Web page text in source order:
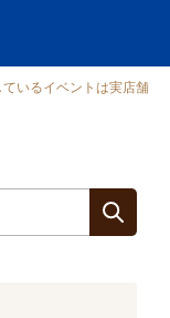
ているイベントは実店舗